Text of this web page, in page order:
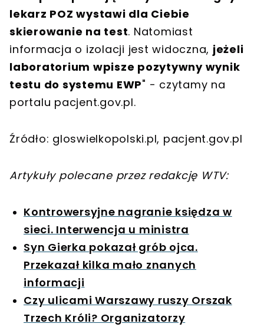
lekarz POZ wystawi dla Ciebie
skierowanie na test. Natomiast
informacja o izolacji jest widoczna, jeżeli
laboratorium wpisze pozytywny wynik
testu do systemu EWP" - czytamy na
portalu pacjent.gov.pl.
Źródło: gloswielkopolski.pl, pacjent.gov.pl
Artykuły polecane przez redakcję WTV:
Kontrowersyjne nagranie księdza w
sieci. Interwencja u ministra
Syn Gierka pokazał grób ojca.
Przekazał kilka mało znanych
informacji
Czy ulicami Warszawy ruszy Orszak
Trzech Króli? Organizatorzy